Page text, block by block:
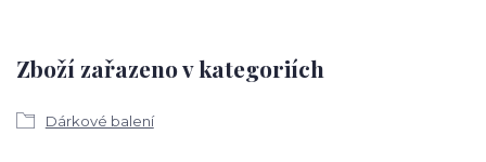
Zboží zařazeno v kategoriích
Dárkové balení